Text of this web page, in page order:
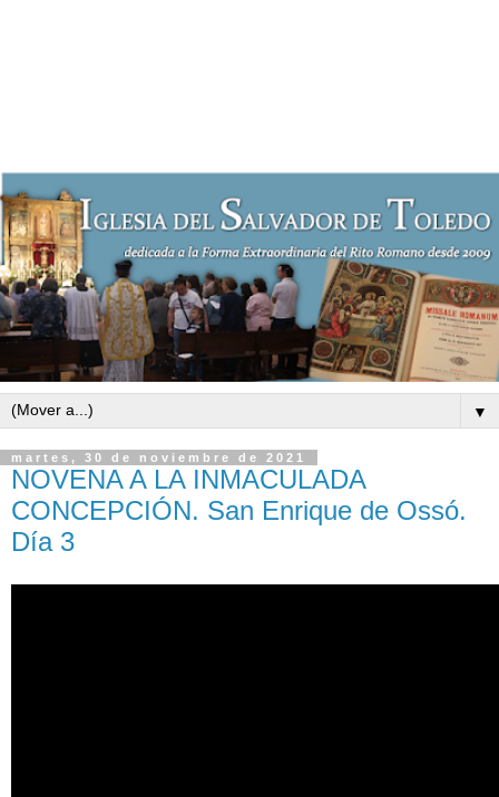
▼
martes, 30 de noviembre de 2021
NOVENA A LA INMACULADA
CONCEPCIÓN. San Enrique de Ossó.
Día 3